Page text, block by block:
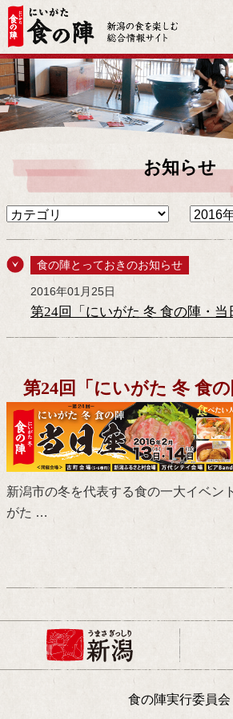
お知らせ
食の陣とっておきのお知らせ
2016年01月25日
第24回「にいがた 冬 食の陣・当
第24回「にいがた 冬 食の
新潟市の冬を代表する食の一大イベン
がた …
食の陣実行委員会